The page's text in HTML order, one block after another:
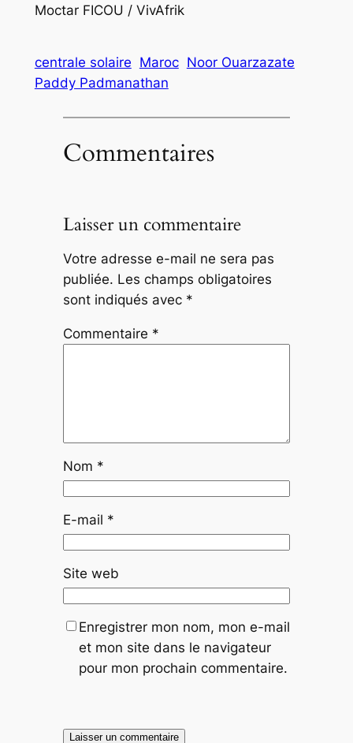
Moctar FICOU / VivAfrik
centrale solaire Maroc Noor Ouarzazate
Paddy Padmanathan
Commentaires
Laisser un commentaire
Votre adresse e-mail ne sera pas
publiée. Les champs obligatoires
sont indiqués avec *
Commentaire *
Nom *
E-mail *
Site web
Enregistrer mon nom, mon e-mail
et mon site dans le navigateur
pour mon prochain commentaire.